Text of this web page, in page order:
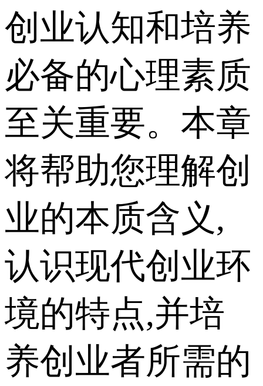
创业认知和培养
必备的心理素质
至关重要。本章
将帮助您理解创
业的本质含义,
认识现代创业环
境的特点,并培
养创业者所需的